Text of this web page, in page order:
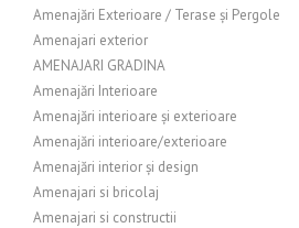
Amenajări Exterioare / Terase și Pergole
Amenajari exterior
AMENAJARI GRADINA
Amenajări Interioare
Amenajări interioare și exterioare
Amenajări interioare/exterioare
Amenajări interior și design
Amenajari si bricolaj
Amenajari si constructii